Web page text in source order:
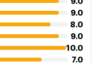
9.0
8.0
9.0
10.0
7.0